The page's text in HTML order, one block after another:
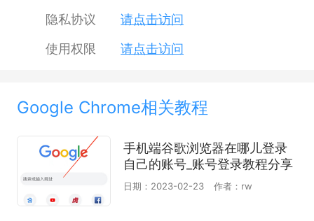
可随时使用语音更快速地浏览和查找所需信息。
内置谷歌翻译：快速翻译整个网页。Chrome 内置了
谷歌翻译 - 只需轻轻一按，即可将整个网页翻译成您
式最多可节省 60% 的数据流量。Chrome 会压缩文
质量。
智能的个性化推荐。Chrome 可根据您的喜好为您提
供个性化服务。在新标签页上，您可以看到 Chrome
隐私协议
请点击访问
使用权限
请点击访问
Google Chrome相关教程
手机端谷歌浏览器在哪儿登录
自己的账号_账号登录教程分享
日期：2023-02-23 作者：rw